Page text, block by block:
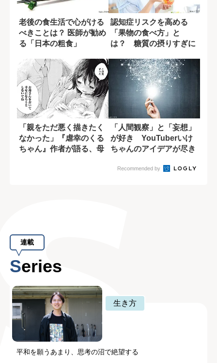
老後の食生活で心がける
べきことは？ 医師が勧め
る「日本の粗食」
認知症リスクを高める
「果物の食べ方」と
は？ 糖質の摂りすぎに
「親をただ悪く描きたく
なかった」『虐幸のくる
ちゃん』作者が語る、母
「人間観察」と「妄想」
が好き YouTuberいけ
ちゃんのアイデアが尽き
Recommended by
連載
Series
生き方
平和を願うあまり、思考の沼で絶望する